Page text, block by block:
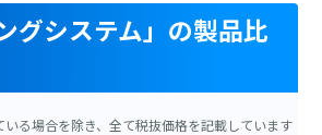
グシステム」の製品比
る場合を除き、全て税抜価格を記載しています